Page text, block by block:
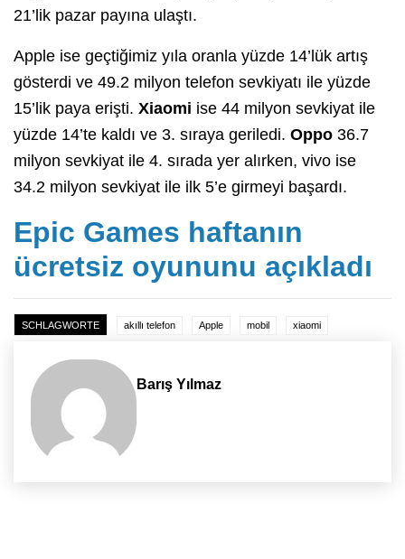
21’lik pazar payına ulaştı.
Apple ise geçtiğimiz yıla oranla yüzde 14’lük artış
gösterdi ve 49.2 milyon telefon sevkiyatı ile yüzde
15’lik paya erişti. Xiaomi ise 44 milyon sevkiyat ile
yüzde 14’te kaldı ve 3. sıraya geriledi. Oppo 36.7
milyon sevkiyat ile 4. sırada yer alırken, vivo ise
34.2 milyon sevkiyat ile ilk 5’e girmeyi başardı.
Epic Games haftanın
ücretsiz oyununu açıkladı
SCHLAGWORTE akıllı telefon Apple mobil xiaomi
Barış Yılmaz